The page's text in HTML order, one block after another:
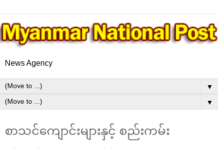
News Agency
▼
▼
စာသင်ကျောင်းများနှင့် စည်းကမ်း